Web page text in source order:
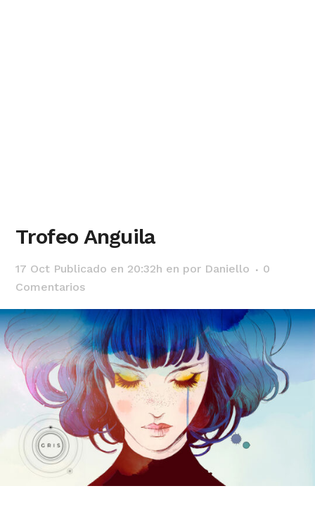
Trofeo Anguila
17 Oct Publicado en 20:32h en por Daniello
0
Comentarios